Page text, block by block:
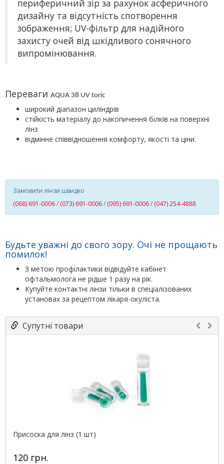
периферичний зір за рахунок асферичного
дизайну та відсутність спотворення
зображення; UV-фільтр для надійного
захисту очей від шкідливого сонячного
випромінювання.
Переваги AQUA 38 UV toric
широкий діапазон циліндрів
стійкість матеріалу до накопичення білків на поверхні
лінз
відмінне співвідношення комфорту, якості та ціни.
Замовити лінзи швидко
(068) 691-0006/ (073) 691-0006/ (095) 691-0006/ (047) 254-4888
Будьте уважні до свого зору. Очі не прощають
помилок!
З метою профілактики відвідуйте кабінет
офтальмолога не рідше 1 разу на рік.
Купуйте контактні лінзи тільки в спеціалізованих
установах за рецептом лікаря-окуліста.
Супутні товари
Присоска для лінз (1 шт)
120 грн.